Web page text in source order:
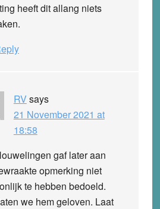
heeft dit allang niets
RV says
21 November 2021 at
18:58
gaf later aan
opmerking niet
te hebben bedoeld.
we hem geloven. Laat